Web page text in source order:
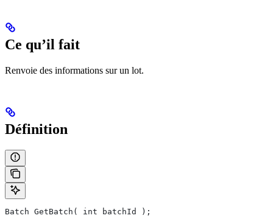
Ce qu’il fait
Renvoie des informations sur un lot.
Définition
Batch GetBatch( int batchId );